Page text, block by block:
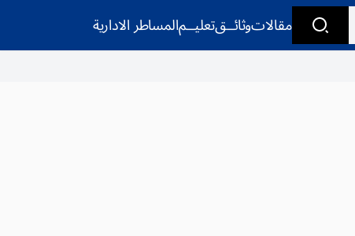
مقالاتوثائــقتعليــمالمساطر الادارية